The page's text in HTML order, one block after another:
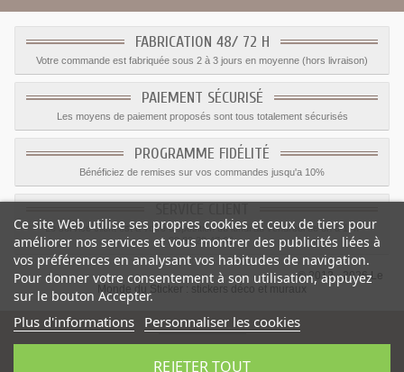
FABRICATION 48/ 72 H
Votre commande est fabriquée sous 2 à 3 jours en moyenne (hors livraison)
PAIEMENT SÉCURISÉ
Les moyens de paiement proposés sont tous totalement sécurisés
PROGRAMME FIDÉLITÉ
Bénéficiez de remises sur vos commandes jusqu'a 10%
Le service client est a votre disposition du lundi au vendredi de 8h à 17h
09.82.28.47.69.
© 2012 - 2026 Le
Monde du Sticker :
stickers déco et muraux
-Prix:0.00€
Ce site Web utilise ses propres cookies et ceux de tiers pour
améliorer nos services et vous montrer des publicités liées à
vos préférences en analysant vos habitudes de navigation.
Pour donner votre consentement à son utilisation, appuyez
sur le bouton Accepter.
Plus d'informations Personnaliser les cookies
REJETER TOUT